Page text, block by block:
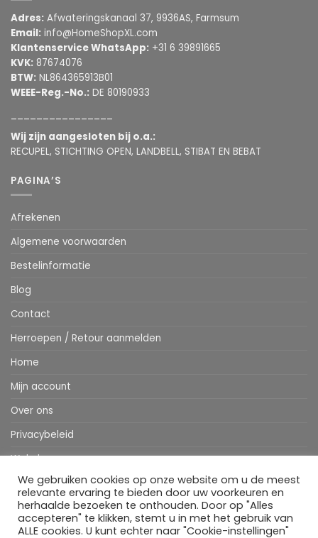
Adres: Afwateringskanaal 37, 9936AS, Farmsum
Email: info@HomeShopXL.com
Klantenservice WhatsApp: +31 6 39891665
KVK: 87674076
BTW: NL864365913B01
WEEE-Reg.-No.: DE 80190933
Wij zijn aangesloten bij o.a.:
RECUPEL, STICHTING OPEN, LANDBELL, STIBAT EN BEBAT
PAGINA’S
Afrekenen
Algemene voorwaarden
Bestelinformatie
Blog
Contact
Herroepen / Retour aanmelden
Home
Mijn account
Over ons
Privacybeleid
Webshop
Winkelwagen
Stripe MasterCardIDeal BancontactKlarna Apple
We gebruiken cookies op onze website om u de meest
relevante ervaring te bieden door uw voorkeuren en
herhaalde bezoeken te onthouden. Door op "Alles
accepteren" te klikken, stemt u in met het gebruik van
ALLE cookies. U kunt echter naar "Cookie-instellingen"